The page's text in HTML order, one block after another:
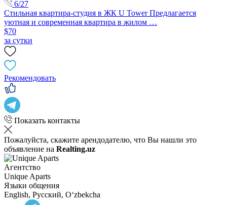
6/27
Стильная квартира-студия в ЖК U Tower Предлагается
уютная и современная квартира в жилом …
$70
за сутки
Рекомендовать
Показать контакты
Пожалуйста, скажите арендодателю, что Вы нашли это
объявление на Realting.uz
Агентство
Unique Aparts
Языки общения
English, Русский, Oʻzbekcha